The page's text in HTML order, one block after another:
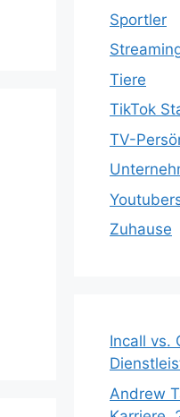
Sportler
Tiere
TikTok
TV-
Zuhause
Incall vs.
Andrew